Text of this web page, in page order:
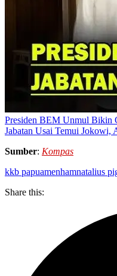
Presiden BEM Unmul Bikin
Jabatan Usai Temui Jokowi,
Sumber: Kompas
kkb papuamenhamnatalius
Share this: